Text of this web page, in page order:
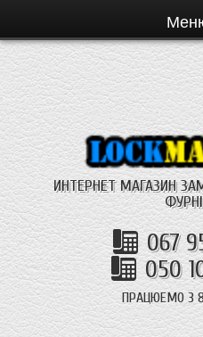
ИНТЕРНЕТ МАГАЗИН
067
050
ПРАЦЮЕМО З